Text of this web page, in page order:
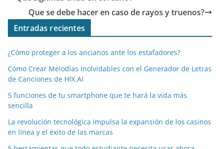
k
Que se debe hacer en caso de rayos y truenos?
Entradas recientes
¿Cómo proteger a los ancianos ante los estafadores?
Cómo Crear Melodías Inolvidables con el Generador de Letras
de Canciones de HIX.AI
5 funciones de tu smartphone que te hará la vida más
sencilla
La revolución tecnológica impulsa la expansión de los casinos
en línea y el éxito de las marcas